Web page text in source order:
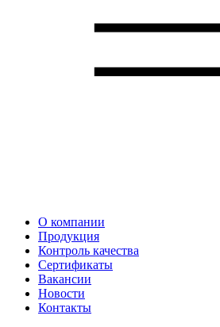
О компании
Продукция
Контроль качества
Сертификаты
Вакансии
Новости
Контакты